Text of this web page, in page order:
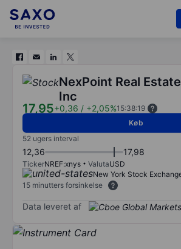
NexPoint Real
Inc
17,95+0,36 / +2,05%15:38:19
Køb
52 ugers interval
12,36 17,98
TickerNREF:xnys ValutaUSD
New York Stock
15 minutters forsinkelse
Data leveret af